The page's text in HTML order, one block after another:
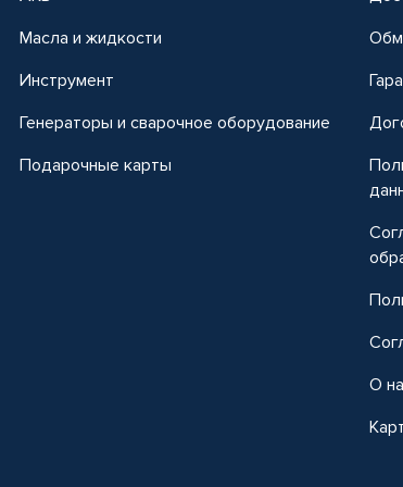
Масла и жидкости
Инструмент
Генераторы и сварочное оборудование
Подарочные карты
О